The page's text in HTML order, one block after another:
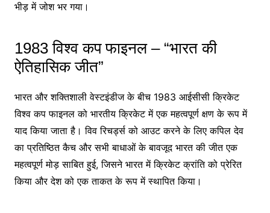
भीड़ में जोश भर गया।
1983 विश्व कप फाइनल – “भारत की
ऐतिहासिक जीत”
भारत और शक्तिशाली वेस्टइंडीज के बीच 1983 आईसीसी क्रिकेट
विश्व कप फाइनल को भारतीय क्रिकेट में एक महत्वपूर्ण क्षण के रूप में
याद किया जाता है। विव रिचर्ड्स को आउट करने के लिए कपिल देव
का प्रतिष्ठित कैच और सभी बाधाओं के बावजूद भारत की जीत एक
महत्वपूर्ण मोड़ साबित हुई, जिसने भारत में क्रिकेट क्रांति को प्रेरित
किया और देश को एक ताकत के रूप में स्थापित किया।